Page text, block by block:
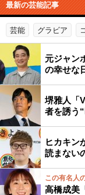
最新の芸能記事
芸能 グラビア
元ジャン
の幸せな
堺雅人「
者を誘う
ヒカキン
読まない
この有名人
高橋成美